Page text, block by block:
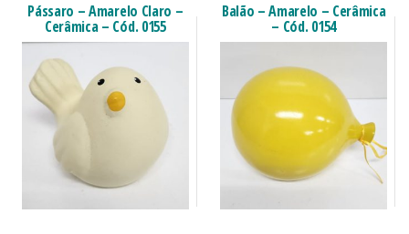
Pássaro – Amarelo Claro –
Cerâmica – Cód. 0155
Balão – Amarelo – Cerâmica
– Cód. 0154